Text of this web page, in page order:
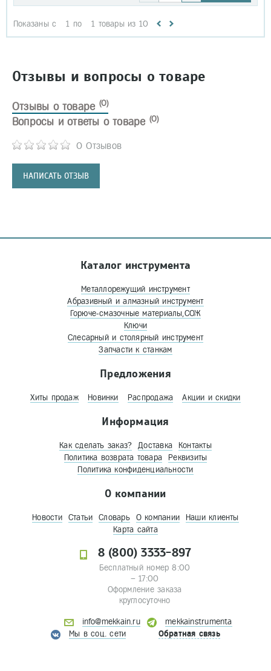
Показаны с 1 по 1 товары из 10
Отзывы и вопросы о товаре
Отзывы о товаре (0)
0 Отзывов
НАПИСАТЬ ОТЗЫВ
Вопросы и ответы о товаре (0)
Каталог инструмента
Металлорежущий инструмент
Абразивный и алмазный инструмент
Горюче-смазочные материалы,СОЖ
Ключи
Слесарный и столярный инструмент
Запчасти к станкам
Предложения
Хиты продаж Новинки Распродажа Акции и скидки
Информация
Как сделать заказ? Доставка
Контакты
Политика возврата товара
Реквизиты
Политика конфиденциальности
О компании
Новости Статьи Словарь О компании
Наши клиенты
Карта сайта
8 (800) 3333-897
Бесплатный номер 8:00
– 17:00
Оформление заказа
круглосуточно
info@mekkain.ru
mekkainstrumenta
Мы в соц. сети
Обратная связь